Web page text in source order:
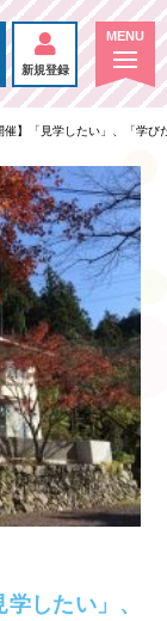
新規登録
催】「見学したい」、「学
したい」、